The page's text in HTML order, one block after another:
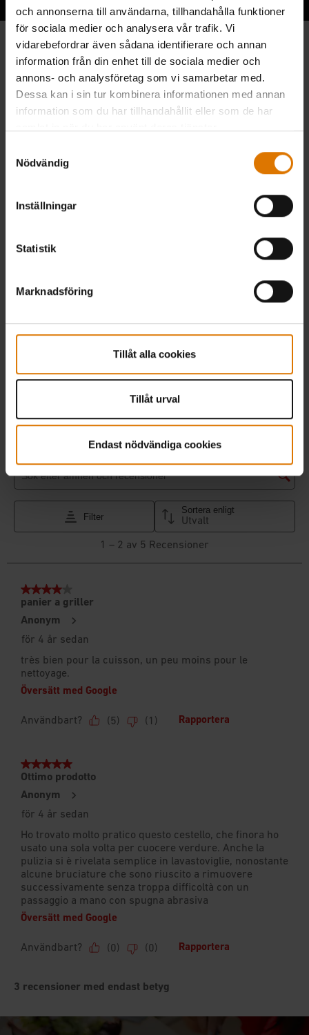
och annonserna till användarna, tillhandahålla funktioner
för sociala medier och analysera vår trafik. Vi
vidarebefordrar även sådana identifierare och annan
information från din enhet till de sociala medier och
annons- och analysföretag som vi samarbetar med.
Dessa kan i sin tur kombinera informationen med annan
information som du har tillhandahållit eller som de har
Nödvändig
Inställningar
Statistik
Marknadsföring
Tillåt alla cookies
Tillåt urval
Endast nödvändiga cookies